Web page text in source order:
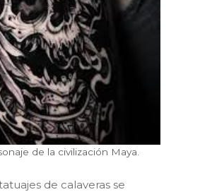
de la civilización Maya.
de calaveras se